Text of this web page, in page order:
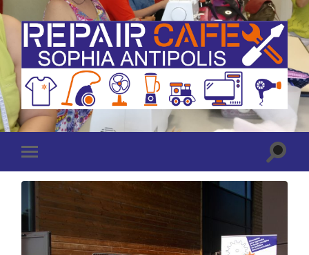
Repair
Café
Sophia
mobile
menu
Toggle
field